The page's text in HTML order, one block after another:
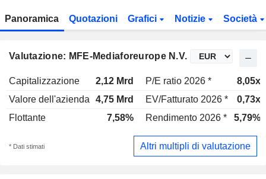
Panoramica Quotazioni Grafici Notizie Società
Valutazione: MFE-Mediaforeurope N.V.
Capitalizzazione 2,12 Mrd P/E ratio 2026 *
8,05x
Valore dell'azienda
4,75 Mrd EV/Fatturato 2026 *
0,73x
Flottante
7,58% Rendimento 2026 * 5,79%
* Dati stimati Altri multipli di valutazione